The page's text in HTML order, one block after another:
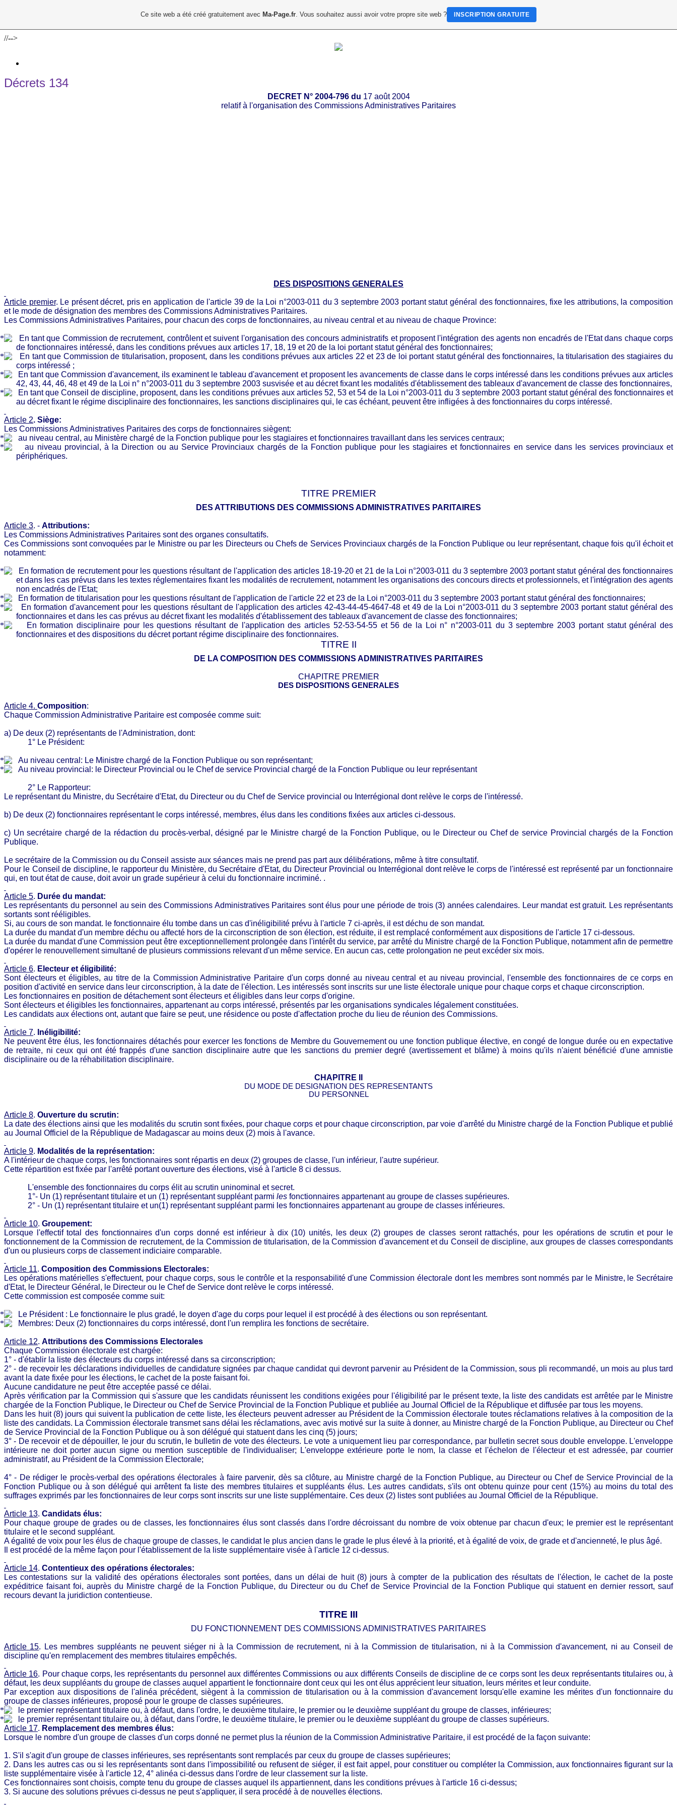
//-->
Décrets 134
DECRET N° 2004-796 du 17 août 2004
relatifà l'organisation des Commissions Administratives Paritaires
DES DISPOSITIONS GENERALES
Article premier. Le présent décret, pris en application de l'article 39 de la Loi n°2003-011 du 3 septembre 2003 portant statut général des fonctionnaires, fixe les attributions, la composition
et le mode de désignation des membres des Commissions Administratives Paritaires.
Les Commissions Administratives Paritaires, pour chacun des corps de fonctionnaires, au niveau central et au niveau de chaque Province:
En tant que Commission de recrutement, contrôlent et suivent l'organisation des concours administratifs et proposent l'intégration des agents non encadrés de l'Etat dans chaque corps
de fonctionnaires intéressé, dans les conditions prévues aux articles 17, 18, 19 et 20 de la loi portant statut général des fonctionnaires;
En tant que Commission de titularisation, proposent, dans les conditions prévues aux articles 22 et 23 de loi portant statut général des fonctionnaires, la titularisation des stagiaires du
corps intéressé ;
En tant que Commission d'avancement, ils examinent le tableau d'avancement et proposent les avancements de classe dans le corps intéressé dans les conditions prévues aux articles
42, 43, 44, 46, 48 et 49 de la Loi n° n°2003-011 du 3 septembre 2003 susvisée et au décret fixant les modalités d'établissement des tableaux d'avancement de classe des fonctionnaires,
En tant que Conseil de discipline, proposent, dans les conditions prévues aux articles 52, 53 et 54 de la Loi n°2003-011 du 3 septembre 2003 portant statut général des fonctionnaires et
au décret fixant le régime disciplinaire des fonctionnaires, les sanctions disciplinaires qui, le cas échéant, peuvent être infligées à des fonctionnaires du corps intéressé.
Article 2. Siège:
Les Commissions Administratives Paritaires des corps de fonctionnaires siègent:
au niveau central, au Ministère chargé de la Fonction publique pour les stagiaires et fonctionnaires travaillant dans les services centraux;
au niveau provincial, à la Direction ou au Service Provinciaux chargés de la Fonction publique pour les stagiaires et fonctionnaires en service dans les services provinciaux et
périphériques.
TITRE PREMIER
DES ATTRIBUTIONS DES COMMISSIONS ADMINISTRATIVES PARITAIRES
Article 3. - Attributions:
Les Commissions Administratives Paritaires sont des organes consultatifs.
Ces Commissions sont convoquées par le Ministre ou par les Directeurs ou Chefs de Services Provinciaux chargés de la Fonction Publique ou leur représentant, chaque fois qu'il échoit et
notamment:
En formation de recrutement pour les questions résultant de l'application des articles 18-19-20 et 21 de la Loi n°2003-011 du 3 septembre 2003 portant statut général des fonctionnaires
et dans les cas prévus dans les textes réglementaires fixant les modalités de recrutement, notamment les organisations des concours directs et professionnels, et l'intégration des agents
non encadrés de l'Etat;
En formation de titularisation pour les questions résultant de l'application de l'article 22 et 23 de la Loi n°2003-011 du 3 septembre 2003 portant statut général des fonctionnaires;
En formation d'avancement pour les questions résultant de l'application des articles 42-43-44-45-46­47-48 et 49 de la Loi n°2003-011 du 3 septembre 2003 portant statut général des
fonctionnaires et dans les cas prévus au décret fixant les modalités d'établissement des tableaux d'avancement de classe des fonctionnaires;
En formation disciplinaire pour les questions résultant de l'application des articles 52-53-54-55 et 56 de la Loi n° n°2003-011 du 3 septembre 2003 portant statut général des
fonctionnaires et des dispositions du décret portant régime disciplinaire des fonctionnaires.
TITRE II
DE LA COMPOSITION DES COMMISSIONS ADMINISTRATIVES PARITAIRES
CHAPITRE PREMIER
DES DISPOSITIONS GENERALES
Article 4. Composition:
Chaque Commission Administrative Paritaire est composée comme suit:
a) De deux (2) représentants de l'Administration, dont:
1° Le Président:
Au niveau central: Le Ministre chargé de la Fonction Publique ou son représentant;
Au niveau provincial: le Directeur Provincial ou le Chef de service Provincial chargé de la Fonction Publique ou leur représentant
2° Le Rapporteur:
Le représentant du Ministre, du Secrétaire d'Etat, du Directeur ou du Chef de Service provincial ou Interrégional dont relève le corps de l'intéressé.
b) De deux (2) fonctionnaires représentant le corps intéressé, membres, élus dans les conditions fixées aux articles ci-dessous.
c) Un secrétaire chargé de la rédaction du procès-verbal, désigné par le Ministre chargé de la Fonction Publique, ou le Directeur ou Chef de service Provincial chargés de la Fonction
Publique.
Le secrétaire de la Commission ou du Conseil assiste aux séances mais ne prend pas part aux délibérations, même à titre consultatif.
Pour le Conseil de discipline, le rapporteur du Ministère, du Secrétaire d'Etat, du Directeur Provincial ou Interrégional dont relève le corps de l'intéressé est représenté par un fonctionnaire
qui, en tout état de cause, doit avoir un grade supérieur à celui du fonctionnaire incriminé. .
Article 5. Durée du mandat:
Les représentants du personnel au sein des Commissions Administratives Paritaires sont élus pour une période de trois (3) années calendaires. Leur mandat est gratuit. Les représentants
sortants sont rééligibles.
Si, au cours de son mandat. le fonctionnaire élu tombe dans un cas d'inéligibilité prévu à l'article 7 ci-après, il est déchu de son mandat.
La durée du mandat d'un membre déchu ou affecté hors de la circonscription de son élection, est réduite, il est remplacé conformément aux dispositions de l'article 17 ci-dessous.
La durée du mandat d'une Commission peut être exceptionnellement prolongée dans l'intérêt du service, par arrêté du Ministre chargé de la Fonction Publique, notamment afin de permettre
d'opérer le renouvellement simultané de plusieurs commissions relevant d'un même service. En aucun cas, cette prolongation ne peut excéder six mois.
Article 6. Electeur et éligibilité:
Sont électeurs et éligibles, au titre de la Commission Administrative Paritaire d'un corps donné au niveau central et au niveau provincial, l'ensemble des fonctionnaires de ce corps en
position d'activité en service dans leur circonscription, à la date de l'élection. Les intéressés sont inscrits sur une liste électorale unique pour chaque corps et chaque circonscription.
Les fonctionnaires en position de détachement sont électeurs et éligibles dans leur corps d'origine.
Sont électeurs et éligibles les fonctionnaires, appartenant au corps intéressé, présentés par les organisations syndicales légalement constituées.
Les candidats aux élections ont, autant que faire se peut, une résidence ou poste d'affectation proche du lieu de réunion des Commissions.
Article 7. Inéligibilité:
Ne peuvent être élus, les fonctionnaires détachés pour exercer les fonctions de Membre du Gouvernement ou une fonction publique élective, en congé de longue durée ou en expectative
de retraite, ni ceux qui ont été frappés d'une sanction disciplinaire autre que les sanctions du premier degré (avertissement et blâme) à moins qu'ils n'aient bénéficié d'une amnistie
disciplinaire ou de la réhabilitation disciplinaire.
CHAPITRE II
DU MODE DE DESIGNATION DES REPRESENTANTS
DU PERSONNEL
Article 8. Ouverture du scrutin:
La date des élections ainsi que les modalités du scrutin sont fixées, pour chaque corps et pour chaque circonscription, par voie d'arrêté du Ministre chargé de la Fonction Publique et publié
au Journal Officiel de la République de Madagascar au moins deux (2) mois à l'avance.
Article 9. Modalités de la représentation:
A l'intérieur de chaque corps, les fonctionnaires sont répartis en deux (2) groupes de classe, l'un inférieur, l'autre supérieur.
Cette répartition est fixée par l'arrêté portant ouverture des élections, visé à l'article 8 ci­ dessus.
L'ensemble des fonctionnaires du corps élit au scrutin uninominal et secret.
1°- Un (1) représentant titulaire et un (1) représentant suppléant parmilesfonctionnaires appartenant au groupe de classes supérieures.
2° - Un (1) représentant titulaire et un(1) représentant suppléant parmi les fonctionnaires appartenant au groupe de classes inférieures.
Article 10. Groupement:
Lorsque l'effectif total des fonctionnaires d'un corps donné est inférieur à dix (10) unités, les deux (2) groupes de classes seront rattachés, pour les opérations de scrutin et pour le
fonctionnement de la Commission de recrutement, de la Commission de titularisation, de la Commission d'avancement et du Conseil de discipline, aux groupes de classes correspondants
d'un ou plusieurs corps de classement indiciaire comparable.
Article 11. Composition des Commissions Electorales:
Les opérations matérielles s'effectuent, pour chaque corps, sous le contrôle et la responsabilité d'une Commission électorale dont les membres sont nommés par le Ministre, le Secrétaire
d'Etat, le Directeur Général, le Directeur ou le Chef de Service dont relève le corps intéressé.
Cette commission est composée comme suit:
Le Président : Le fonctionnaire le plus gradé, le doyen d'age du corps pour lequel il est procédé à des élections ou son représentant.
Membres: Deux (2) fonctionnaires du corps intéressé, dont l'un remplira les fonctions de secrétaire.
Article 12. Attributions des Commissions Electorales
Chaque Commission électorale estchargée:
1° - d'établir la liste des électeurs du corps intéressé dans sa circonscription;
2° - de recevoir les déclarations individuelles de candidature signées par chaque candidat qui devront parvenir au Président de la Commission, sous pli recommandé, un mois au plus tard
avant la date fixée pour les élections, le cachet de la poste faisant foi.
Aucune candidature ne peut être acceptée passé ce délai.
Après vérification par la Commission qui s'assure que les candidats réunissent les conditions exigées pour l'éligibilité par le présent texte, la liste des candidats est arrêtée par le Ministre
chargée de la Fonction Publique, le Directeur ou Chef de Service Provincial de la Fonction Publique et publiée au Journal Officiel de la République et diffusée par tous les moyens.
Dans les huit (8) jours qui suivent la publication de cette liste, les électeurs peuvent adresser au Président de la Commission électorale toutes réclamations relatives à la composition de la
liste des candidats. La Commission électorale transmet sans délai les réclamations, avec avis motivé sur la suite à donner, au Ministre chargé de la Fonction Publique, au Directeur ou Chef
de Service Provincial de la Fonction Publique ou à son délégué qui statuent dans les cinq (5) jours;
3° - De recevoir et de dépouiller, le jour du scrutin, le bulletin de vote des électeurs. Le vote a uniquement lieu par correspondance, par bulletin secret sous double enveloppe. L'enveloppe
intérieure ne doit porter aucun signe ou mention susceptible de l'individualiser; L'enveloppe extérieure porte le nom, la classe et l'échelon de l'électeur et est adressée, par courrier
administratif, au Président de la Commission Electorale;
4° - De rédiger le procès-verbal des opérations électorales à faire parvenir, dès sa clôture, au Ministre chargé de la Fonction Publique, au Directeur ou Chef de Service Provincial de la
Fonction Publique ou à son délégué qui arrêtent fa liste des membres titulaires et suppléants élus. Les autres candidats, s'ils ont obtenu quinze pour cent (15%) au moins du total des
suffrages exprimés par les fonctionnaires de leur corps sont inscrits sur une liste supplémentaire. Ces deux (2) listes sont publiées au Journal Officiel de la République.
Article 13. Candidats élus:
Pour chaque groupe de grades ou de classes, les fonctionnaires élus sont classés dans l'ordre décroissant du nombre de voix obtenue par chacun d'eux; le premier est le représentant
titulaire et le second suppléant.
A égalité de voix pour les élus de chaque groupe de classes, le candidat le plus ancien dans le grade le plus élevé à la priorité, et à égalité de voix, de grade et d'ancienneté, le plus âgé.
Il est procédé de la même façon pour l'établissement de la liste supplémentaire visée à l'article 12 ci-dessus.
Article 14. Contentieux des opérations électorales:
Les contestations sur la validité des opérations électorales sont portées, dans un délai de huit (8) jours à compter de la publication des résultats de l'élection, le cachet de la poste
expéditrice faisant foi, auprès du Ministre chargé de la Fonction Publique, du Directeur ou du Chef de Service Provincial de la Fonction Publique qui statuent en dernier ressort, sauf
recours devant la juridiction contentieuse.
TITRE III
DU FONCTIONNEMENT DES COMMISSIONS ADMINISTRATIVES PARITAIRES
Article 15.
Les membres suppléants ne peuvent siéger ni à la Commission de recrutement, ni à la Commission de titularisation, ni à la Commission d'avancement, ni au Conseil de
discipline qu'en remplacement des membres titulaires empêchés.
Article 16. Pour chaque corps, les représentants du personnel aux différentes Commissions ou aux différents Conseils de discipline de ce corps sont les deux représentants titulaires ou, à
défaut, les deux suppléants du groupe de classes auquel appartient le fonctionnaire dont ceux qui les ont élus apprécient leur situation, leurs mérites et leur conduite.
Par exception aux dispositions de l'alinéa précédent, siègent à la commission de titularisation ou à la commission d'avancement lorsqu'elle examine les mérites d'un fonctionnaire du
groupe de classes inférieures, proposé pour le groupe de classes supérieures.
le premier représentant titulaire ou, à défaut, dans l'ordre, le deuxième titulaire, le premier ou le deuxième suppléant du groupe de classes, inférieures;
le premier représentant titulaire ou, à défaut, dans l'ordre, le deuxième titulaire, le premier ou le deuxième suppléant du groupe de classes supérieurs.
Article 17. Remplacement des membres élus:
Lorsque le nombre d'un groupe de classes d'un corps donné ne permet plus la réunion de la Commission Administrative Paritaire, il est procédé de la façon suivante:
1. S'il s'agit d'un groupe de classes inférieures, ses représentants sont remplacés par ceux du groupe de classes supérieures;
2. Dans les autres cas ou si les représentants sont dans l'impossibilité ou refusent de siéger, il est fait appel, pour constituer ou compléter la Commission, aux fonctionnaires figurant sur la
liste supplémentaire visée à l'article 12, 4° alinéa ci-dessus dans l'ordre de leur classement sur la liste.
Ces fonctionnaires sont choisis, compte tenu du groupe de classes auquel ils appartiennent, dans les conditions prévues à l'article 16 ci-dessus;
3. Si aucune des solutions prévues ci-dessus ne peut s'appliquer, il sera procédé à de nouvelles élections.
Ce site web a été créé gratuitement avec Ma-Page.fr. Vous souhaitez aussi avoir votre propre site web ? INSCRIPTION GRATUITE